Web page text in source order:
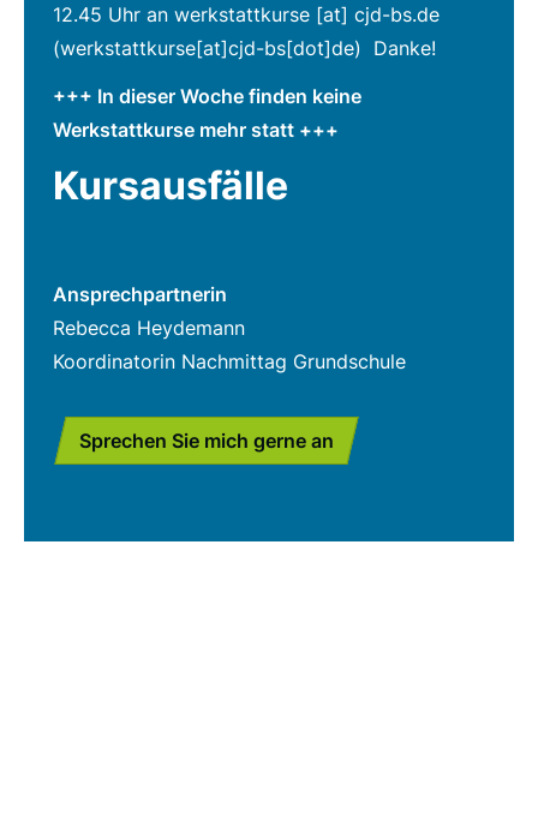
12.45 Uhr an werkstattkurse [at] cjd-bs.de
(werkstattkurse[at]cjd-bs[dot]de) Danke!
+++ In dieser Woche finden keine
Werkstattkurse mehr statt +++
Kursausfälle
Ansprechpartnerin
Rebecca Heydemann
Koordinatorin Nachmittag Grundschule
Sprechen Sie mich gerne an